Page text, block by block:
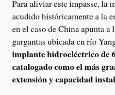
Para aliviar este impasse, la
acudido históricamente a la
en el caso de China apunta a
gargantas ubicada en río
implante hidroeléctrico de
catalogado como el más
extensión y capacidad